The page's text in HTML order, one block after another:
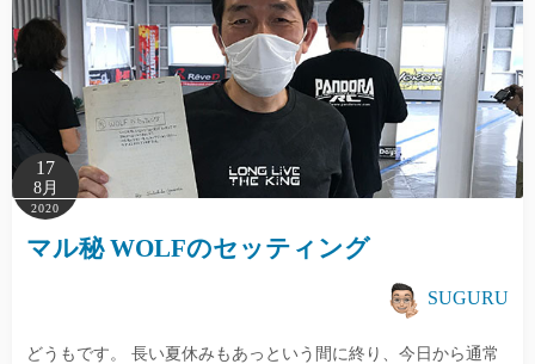
17
8月
2020
マル秘 WOLFのセッティング
SUGURU
どうもです。 長い夏休みもあっという間に終り、今日から通常